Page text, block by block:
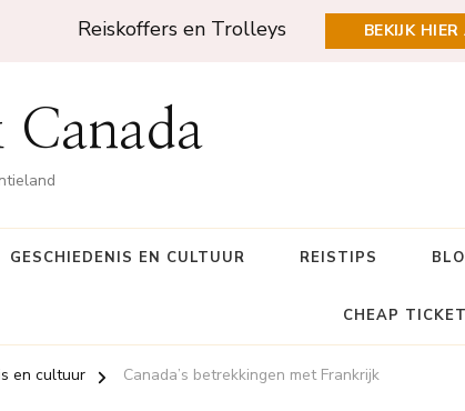
Reiskoffers en Trolleys BEKIJK
Canada
GESCHIEDENIS EN CULTUUR REISTIPS
CHEAP
en cultuur Canada’s betrekkingen met Frankrijk